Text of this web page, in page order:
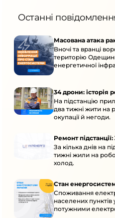
Останні
Масована атака
Вночі та вранці
територію
енергетичної
34 дрони: історія
На підстанцію
два тижні жити на
окупації й негоди.
Ремонт
За кілька днів на
тижні жили на
холод.
Стан
Споживання
населених
потужними